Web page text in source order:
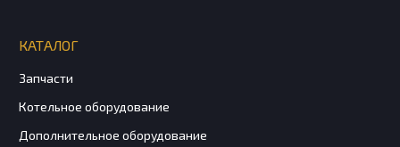
КАТАЛОГ
Запчасти
Котельное оборудование
Дополнительное оборудование